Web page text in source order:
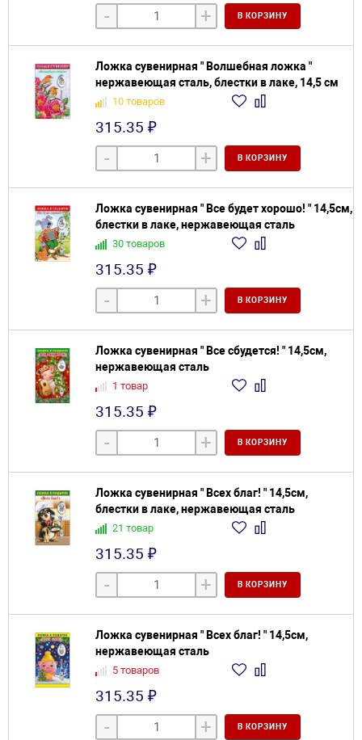
- + В КОРЗИНУ
Ложка сувенирная " Волшебная ложка "
нержавеющая сталь, блестки в лаке, 14,5 см
10 товаров
315.35 ₽
- + В КОРЗИНУ
Ложка сувенирная " Все будет хорошо! " 14,5см,
блестки в лаке, нержавеющая сталь
30 товаров
315.35 ₽
- + В КОРЗИНУ
Ложка сувенирная " Все сбудется! " 14,5см,
нержавеющая сталь
1 товар
315.35 ₽
- + В КОРЗИНУ
Ложка сувенирная " Всех благ! " 14,5см,
блестки в лаке, нержавеющая сталь
21 товар
315.35 ₽
- + В КОРЗИНУ
Ложка сувенирная " Всех благ! " 14,5см,
нержавеющая сталь
5 товаров
315.35 ₽
- + В КОРЗИНУ